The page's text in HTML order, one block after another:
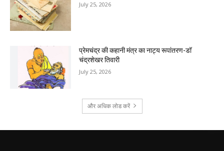
July 25, 2026
प्रेमचंद्र की कहानी मंत्र का नाट्य रूपांतरण-डॉ
चंद्रशेखर तिवारी
July 25, 2026
और अधिक लोड करें